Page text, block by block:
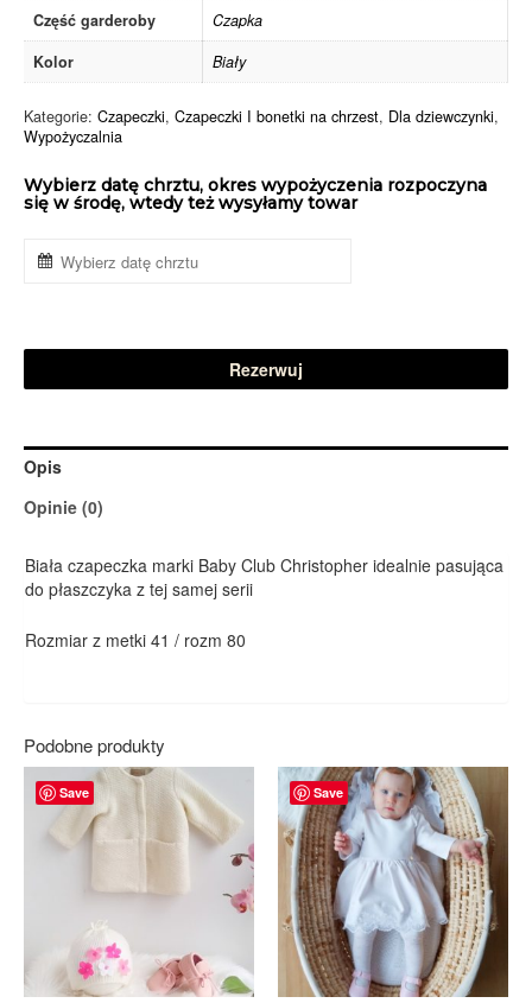
Wybierz datę chrztu, okres wypożyczenia rozpoczyna
się w środę, wtedy też wysyłamy towar
Rezerwuj
Część garderoby
Czapka
Kolor
Biały
Kategorie: Czapeczki, Czapeczki I bonetki na chrzest, Dla dziewczynki,
Wypożyczalnia
Opis
Opinie (0)
Biała czapeczka marki Baby Club Christopher idealnie pasująca
do płaszczyka z tej samej serii
Rozmiar z metki 41 / rozm 80
Podobne produkty
Save Save